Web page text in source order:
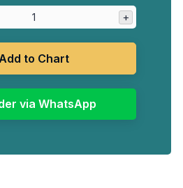
ini
adalah:
Rp1.320.000.
+
to Chart
via WhatsApp